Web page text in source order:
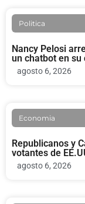
Politica
Nancy Pelosi
un chatbot en su
agosto 6, 2026
Economia
Republicanos y
votantes de
agosto 6, 2026